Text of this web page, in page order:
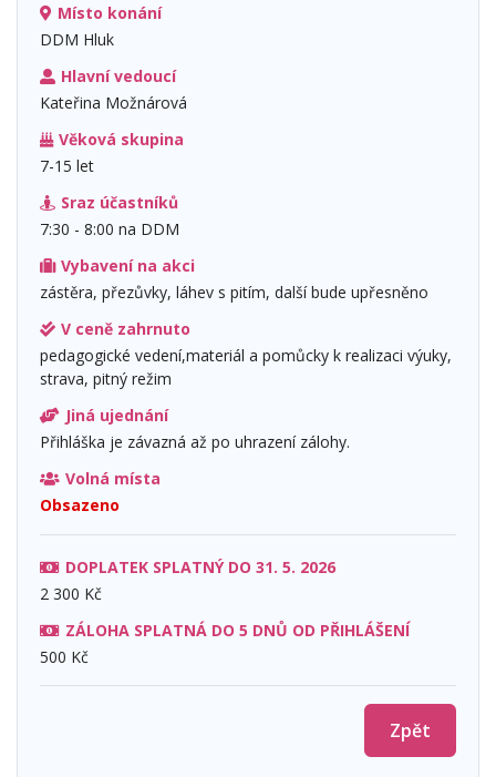
Místo konání
DDM Hluk
Hlavní vedoucí
Kateřina Možnárová
Věková skupina
7-15 let
Sraz účastníků
7:30 - 8:00 na DDM
Vybavení na akci
zástěra, přezůvky, láhev s pitím, další bude upřesněno
V ceně zahrnuto
pedagogické vedení,materiál a pomůcky k realizaci výuky,
strava, pitný režim
Jiná ujednání
Přihláška je závazná až po uhrazení zálohy.
Volná místa
Obsazeno
DOPLATEK SPLATNÝ DO 31. 5. 2026
2 300 Kč
ZÁLOHA SPLATNÁ DO 5 DNŮ OD PŘIHLÁŠENÍ
500 Kč
Zpět